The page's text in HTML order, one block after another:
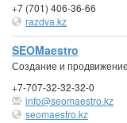
+7 (701) 406-36-66
razdva.kz
SEOMaestro
Создание и
+7-707-32-32-32-0
info@seomaestro.kz
seomaestro.kz